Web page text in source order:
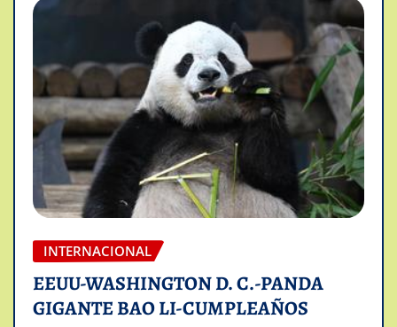
INTERNACIONAL
EEUU-WASHINGTON D. C.-PANDA
GIGANTE BAO LI-CUMPLEAÑOS